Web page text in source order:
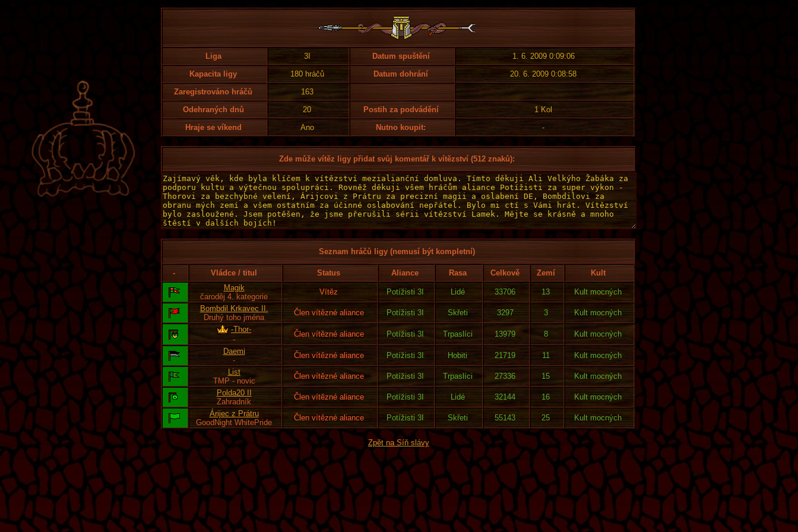
Liga 3I Datum spuštění
1. 6. 2009 0:09:06
Kapacita ligy
180 hráčů Datum dohrání
20. 6. 2009 0:08:58
Zaregistrováno hráčů
163
Odehraných dnů
20 Postih za podvádění
1 Kol
Hraje se víkend
Ano Nutno koupit: -
Zde může vítěz ligy přidat svůj komentář k vítězství (512 znaků):
Seznam hráčů ligy (nemusí být kompletní)
- Vládce / titul Status Aliance Rasa Celkově Zemí
Kult
Magik
čaroděj 4. kategorie
Vítěz Potížisti 3I Lidé 33706 13
Kult mocných
Bombdil Krkavec II.
Druhý toho jména
Člen vítězné aliance Potížisti 3I Skřeti 3297 3
Kult mocných
-Thor-
-
Člen vítězné aliance Potížisti 3I Trpaslíci 13979 8
Kult mocných
Daemi
-
Člen vítězné aliance Potížisti 3I Hobiti 21719 11
Kult mocných
List
TMP - novic
Člen vítězné aliance Potížisti 3I Trpaslíci 27336 15
Kult mocných
Polda20 II
Zahradník
Člen vítězné aliance Potížisti 3I Lidé 32144 16
Kult mocných
Árijec z Prátru
GoodNight WhitePride
Člen vítězné aliance Potížisti 3I Skřeti 55143 25 Kult mocných
Zpět na Síň slávy